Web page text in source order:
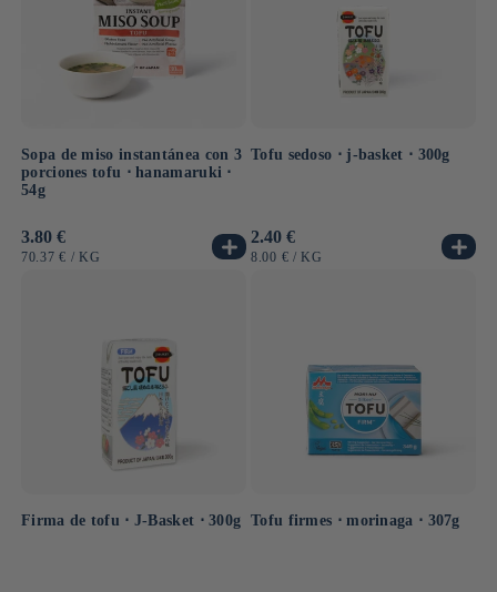
para consumir como si busca la experiencia artesanal del
tofu casero, esta colección le ofrece todo lo necesario
para sacar el máximo partido a este ingrediente
Sopa de miso instantánea con 3
porciones tofu ⋅ hanamaruki ⋅
54g
Precio
habitual
3.80 €
PRECIO
70.37 € / POR
KG
Tofu sedoso ⋅ j-basket ⋅ 300g
Precio
habitual
2.40 €
PRECIO
8.00 € / POR
KG
Firma de tofu ⋅ J-Basket ⋅ 300g Tofu firmes ⋅ morinaga ⋅ 307g